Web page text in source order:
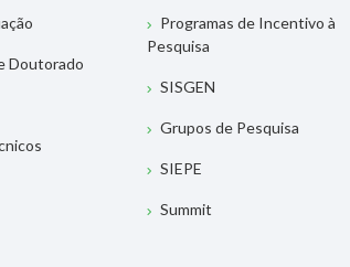
Doutorado
Programas de Incentivo à
Pesquisa
SISGEN
Grupos de Pesquisa
SIEPE
Summit